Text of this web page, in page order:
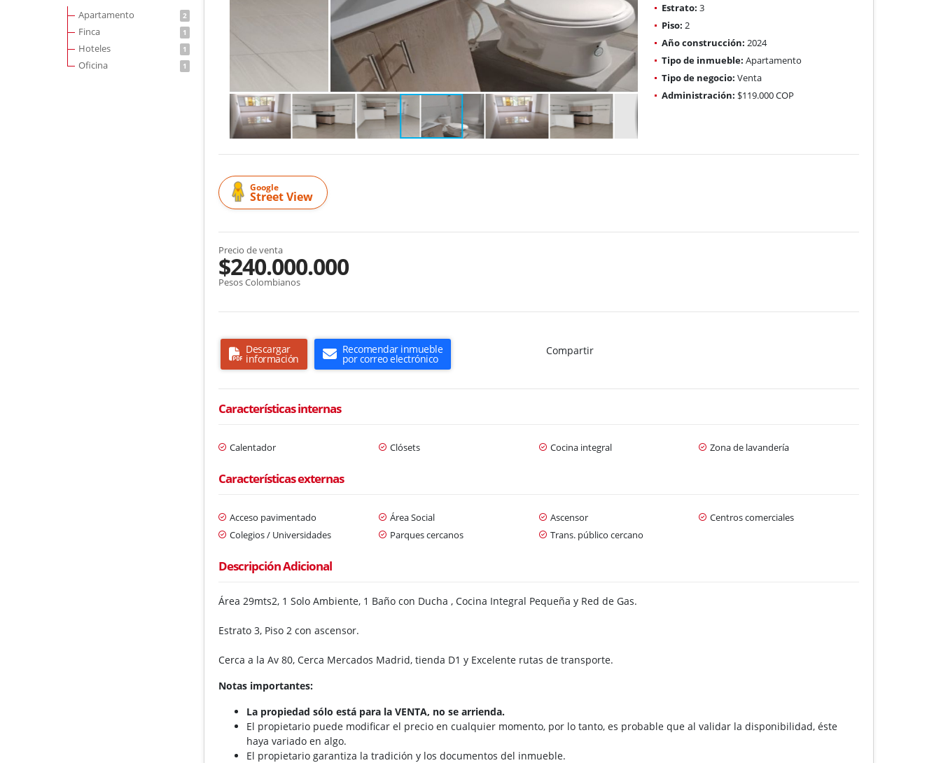
Apartamento 2
Finca 1
Hoteles 1
Oficina 1
Estrato: 3
Piso: 2
Año construcción: 2024
Tipo de inmueble: Apartamento
Tipo de negocio: Venta
Administración: $119.000 COP
Google
Street View
Precio de venta
$240.000.000
Pesos Colombianos
Descargar
información
Recomendar inmueble
por correo electrónico
Compartir
Características internas
Calentador Clósets Cocina integral Zona de lavandería
Características externas
Acceso pavimentado Área Social Ascensor
Centros comerciales
Colegios / Universidades
Parques cercanos Trans. público cercano
Descripción Adicional
Área 29mts2, 1 Solo Ambiente, 1 Baño con Ducha , Cocina Integral Pequeña y Red de Gas.
Estrato 3, Piso 2 con ascensor.
Cerca a la Av 80, Cerca Mercados Madrid, tienda D1 y Excelente rutas de transporte.
Notas importantes:
La propiedad sólo está para la VENTA, no se arrienda.
El propietario puede modificar el precio en cualquier momento, por lo tanto, es probable que al validar la disponibilidad, éste
haya variado en algo.
El propietario garantiza la tradición y los documentos del inmueble.